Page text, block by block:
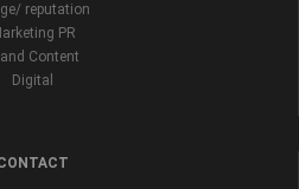
reputation
PR
Content
Digital